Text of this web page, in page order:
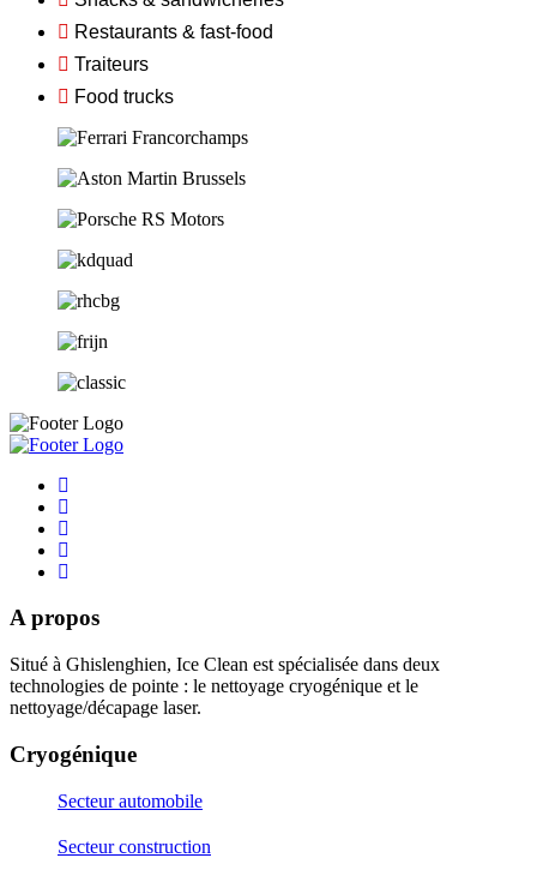
Restaurants & fast-food
Traiteurs
Food trucks
A propos
Situé à Ghislenghien, Ice Clean est spécialisée dans deux
technologies de pointe : le nettoyage cryogénique et le
nettoyage/décapage laser.
Cryogénique
Secteur automobile
Secteur construction